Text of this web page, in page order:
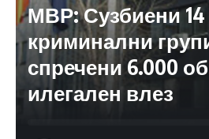
МВР: Сузбиени 14
криминални
спречени 6.000
илегален влез